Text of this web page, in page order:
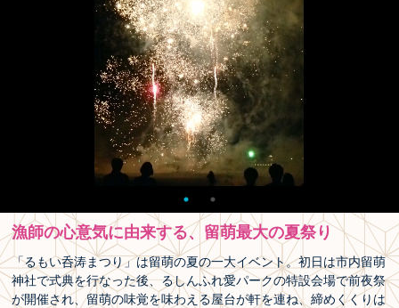
漁師の心意気に由来する、留萌最大の夏祭り
「るもい呑涛まつり」は留萌の夏の一大イベント。初日は市内留萌
神社で式典を行なった後、るしんふれ愛パークの特設会場で前夜祭
が開催され、留萌の味覚を味わえる屋台が軒を連ね、締めくくりは